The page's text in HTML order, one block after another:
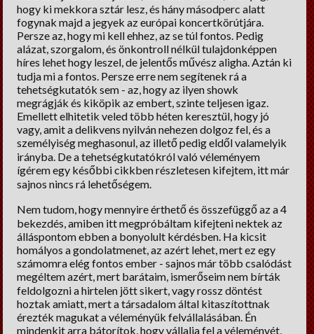
hogy ki mekkora sztár lesz, és hány másodperc alatt
fogynak majd a jegyek az európai koncertkörútjára.
Persze az, hogy mi kell ehhez, az se túl fontos. Pedig
alázat, szorgalom, és önkontroll nélkül tulajdonképpen
híres lehet hogy leszel, de jelentős művész aligha. Aztán ki
tudja mi a fontos. Persze erre nem segítenek rá a
tehetségkutatók sem - az, hogy az ilyen showk
megrágják és kiköpik az embert, szinte teljesen igaz.
Emellett elhitetik veled több héten keresztül, hogy jó
vagy, amit a delikvens nyilván nehezen dolgoz fel, és a
személyiség meghasonul, az illető pedig eldől valamelyik
irányba. De a tehetségkutatókról való véleményem
ígérem egy későbbi cikkben részletesen kifejtem, itt már
sajnos nincs rá lehetőségem.
Nem tudom, hogy mennyire érthető és összefüggő az a 4
bekezdés, amiben itt megpróbáltam kifejteni nektek az
álláspontom ebben a bonyolult kérdésben. Ha kicsit
homályos a gondolatmenet, az azért lehet, mert ez egy
számomra elég fontos ember - sajnos már több csalódást
megéltem azért, mert barátaim, ismerőseim nem bírták
feldolgozni a hirtelen jött sikert, vagy rossz döntést
hoztak amiatt, mert a társadalom által kitaszítottnak
érezték magukat a véleményük felvállalásában. Én
mindenkit arra bátorítok, hogy vállalja fel a véleményét,